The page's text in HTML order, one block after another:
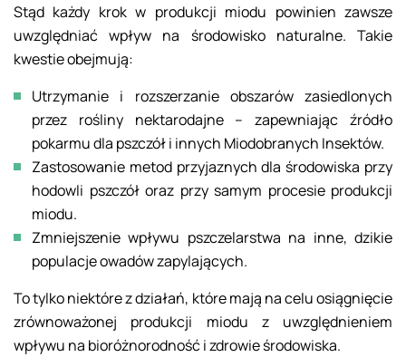
Stąd każdy krok w produkcji miodu powinien zawsze
uwzględniać wpływ na środowisko naturalne. Takie
kwestie obejmują:
Utrzymanie i rozszerzanie obszarów zasiedlonych
przez rośliny nektarodajne – zapewniając źródło
pokarmu dla pszczół i innych Miodobranych Insektów.
Zastosowanie metod przyjaznych dla środowiska przy
hodowli pszczół oraz przy samym procesie produkcji
miodu.
Zmniejszenie wpływu pszczelarstwa na inne, dzikie
populacje owadów zapylających.
To tylko niektóre z działań, które mają na celu osiągnięcie
zrównoważonej produkcji miodu z uwzględnieniem
wpływu na bioróżnorodność i zdrowie środowiska.